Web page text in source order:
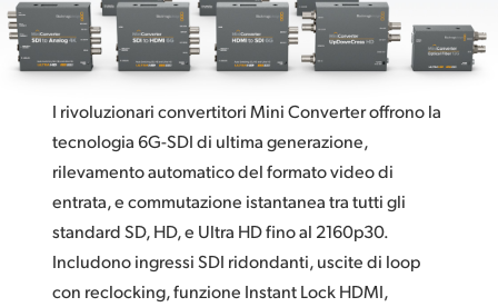
Finland
Germany
Hong Kong SAR, China
India
I modelli Ultra HD 6G‑SDI
I modelli Ultra HD 3G‑SDI
Numerose connessioni audio
Ingressi SDI ridondanti
Tecnologia video avanzata
HDMI Instant Lock
LUT 3D a 33 punti
I rivoluzionari convertitori Mini Converter offrono la
tecnologia 6G-SDI di ultima generazione,
rilevamento automatico del formato video di
entrata, e commutazione istantanea tra tutti gli
standard SD, HD, e Ultra HD fino al 2160p30.
Includono ingressi SDI ridondanti, uscite di loop
con reclocking, funzione Instant Lock HDMI,